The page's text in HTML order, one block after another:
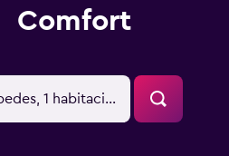
Comfort
1 habitación